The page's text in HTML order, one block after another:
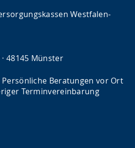
Westfalen-
48145 Münster
Persönliche Beratungen vor Ort
Terminvereinbarung